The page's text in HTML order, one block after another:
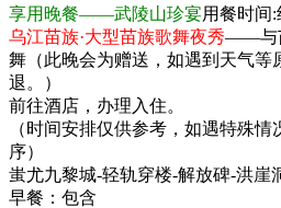
享用晚餐——武陵山珍宴用餐时间:
乌江苗族·大型苗族歌舞夜秀——与
舞（此晚会为赠送，如遇到天气等
退。）
前往酒店，办理入住。
（时间安排仅供参考，如遇特殊
序）
蚩尤九黎城-轻轨穿楼-解放碑-洪崖
早餐： 包含